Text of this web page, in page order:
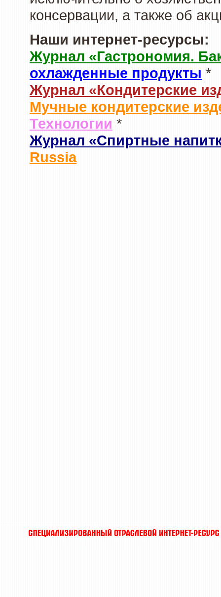
консервации, а также об
Наши интернет-ресурсы:
Журнал «Гастрономия.
охлажденные продукты *
Журнал «Кондитерские
Мучные кондитерские
Технологии *
Журнал «Спиртные
Russia